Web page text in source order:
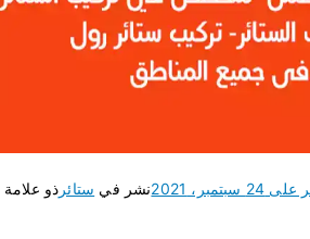
على 24 سبتمبر، 2021 نشر في ستائر ذو علامة